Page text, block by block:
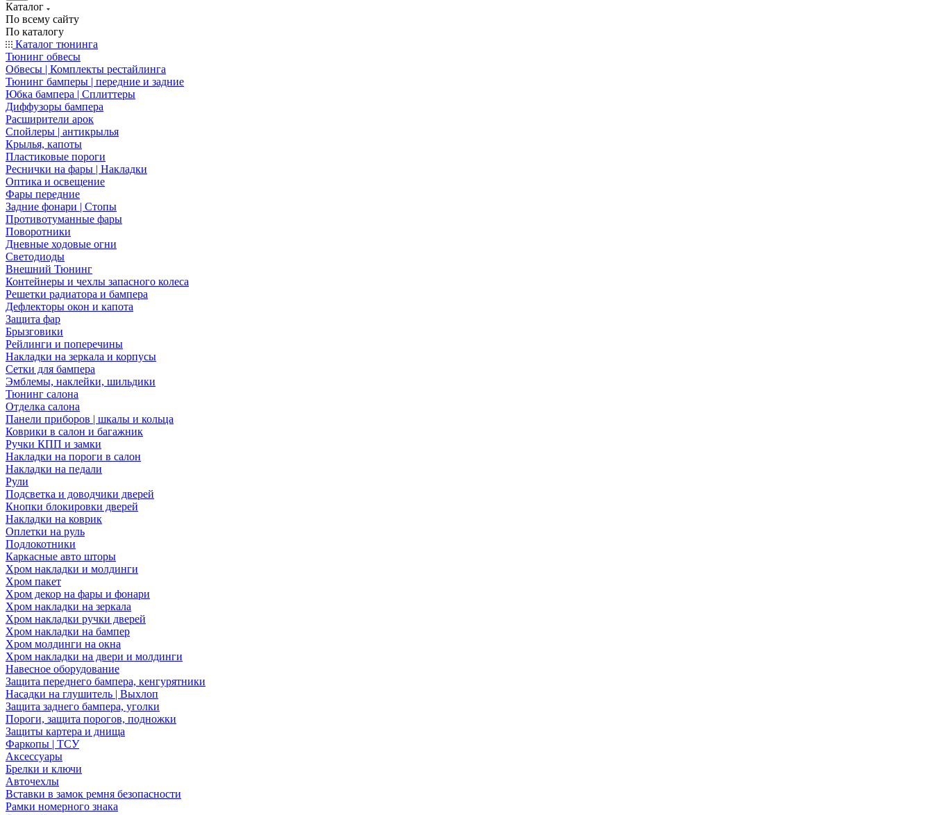
Каталог
По всему сайту
По каталогу
Каталог тюнинга
Тюнинг обвесы
Обвесы | Комплекты рестайлинга
Тюнинг бамперы | передние и задние
Юбка бампера | Сплиттеры
Диффузоры бампера
Расширители арок
Спойлеры | антикрылья
Крылья, капоты
Пластиковые пороги
Реснички на фары | Накладки
Оптика и освещение
Фары передние
Задние фонари | Стопы
Противотуманные фары
Поворотники
Дневные ходовые огни
Светодиоды
Внешний Тюнинг
Контейнеры и чехлы запасного колеса
Решетки радиатора и бампера
Дефлекторы окон и капота
Защита фар
Брызговики
Рейлинги и поперечины
Накладки на зеркала и корпусы
Сетки для бампера
Эмблемы, наклейки, шильдики
Тюнинг салона
Отделка салона
Панели приборов | шкалы и кольца
Коврики в салон и багажник
Ручки КПП и замки
Накладки на пороги в салон
Накладки на педали
Рули
Подсветка и доводчики дверей
Кнопки блокировки дверей
Накладки на коврик
Оплетки на руль
Подлокотники
Каркасные авто шторы
Хром накладки и молдинги
Хром пакет
Хром декор на фары и фонари
Хром накладки на зеркала
Хром накладки ручки дверей
Хром накладки на бампер
Хром молдинги на окна
Хром накладки на двери и молдинги
Навесное оборудование
Защита переднего бампера, кенгурятники
Насадки на глушитель | Выхлоп
Защита заднего бампера, уголки
Пороги, защита порогов, подножки
Защиты картера и днища
Фаркопы | ТСУ
Аксессуары
Брелки и ключи
Авточехлы
Вставки в замок ремня безопасности
Рамки номерного знака